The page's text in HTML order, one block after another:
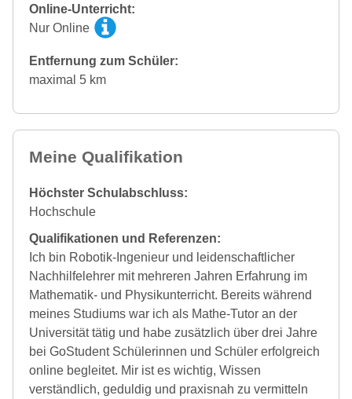
Online-Unterricht:
Nur Online
Entfernung zum Schüler:
maximal 5 km
Meine Qualifikation
Höchster Schulabschluss:
Hochschule
Qualifikationen und Referenzen:
Ich bin Robotik-Ingenieur und leidenschaftlicher
Nachhilfelehrer mit mehreren Jahren Erfahrung im
Mathematik- und Physikunterricht. Bereits während
meines Studiums war ich als Mathe-Tutor an der
Universität tätig und habe zusätzlich über drei Jahre
bei GoStudent Schülerinnen und Schüler erfolgreich
online begleitet. Mir ist es wichtig, Wissen
verständlich, geduldig und praxisnah zu vermitteln